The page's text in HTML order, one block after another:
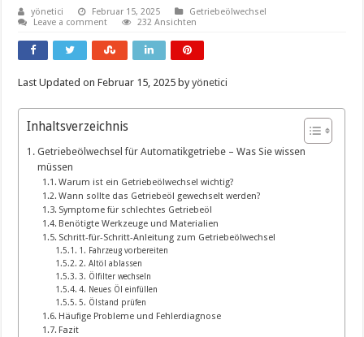
yönetici Februar 15, 2025
Getriebeölwechsel
Leave a comment
232 Ansichten
Last Updated on Februar 15, 2025 byyönetici
Inhaltsverzeichnis
Getriebeölwechsel für Automatikgetriebe – Was Sie wissen
müssen
Warum ist ein Getriebeölwechsel wichtig?
Wann sollte das Getriebeöl gewechselt werden?
Symptome für schlechtes Getriebeöl
Benötigte Werkzeuge und Materialien
Schritt-für-Schritt-Anleitung zum Getriebeölwechsel
1. Fahrzeug vorbereiten
2. Altöl ablassen
3. Ölfilter wechseln
4. Neues Öl einfüllen
5. Ölstand prüfen
Häufige Probleme und Fehlerdiagnose
Fazit